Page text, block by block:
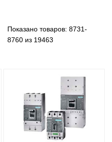
Показано товаров: 8731-
8760 из 19463